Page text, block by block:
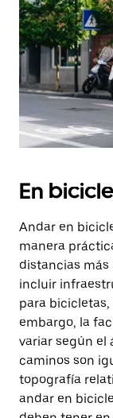
En
Andar en
manera
distancias más
incluir
para
embargo, la
variar según el
caminos son
topografía
andar en